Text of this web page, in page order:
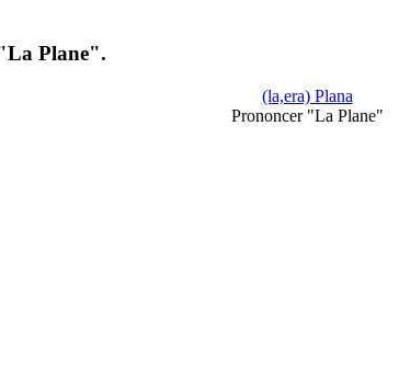
Plane".
(la,era) Plana
Prononcer "La Plane"